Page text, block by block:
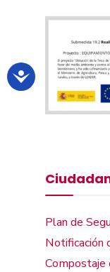
Plan de
Notificación
Compostaje